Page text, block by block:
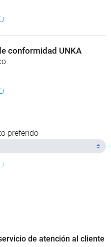
conformidad UNKA
preferido
de atención al cliente